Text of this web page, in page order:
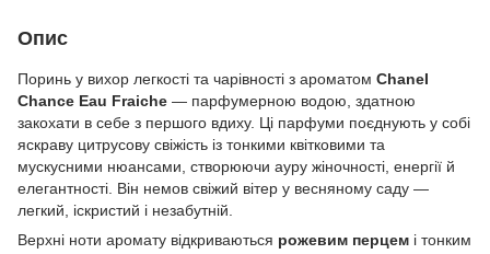
Опис
Поринь у вихор легкості та чарівності з ароматом СһаnеІ
Сһаnсе Eаu Frаісhе — парфумерною водою, здатною
закохати в себе з першого вдиху. Ці парфуми поєднують у собі
яскраву цитрусову свіжість із тонкими квітковими та
мускусними нюансами, створюючи ауру жіночності, енергії й
елегантності. Він немов свіжий вітер у весняному саду —
легкий, іскристий і незабутній.
Верхні ноти аромату відкриваються рожевим перцем і тонким